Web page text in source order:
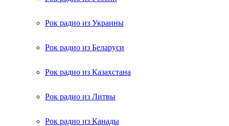
Рок радио из Украины
Рок радио из Беларуси
Рок радио из Казахстана
Рок радио из Литвы
Рок радио из Канады